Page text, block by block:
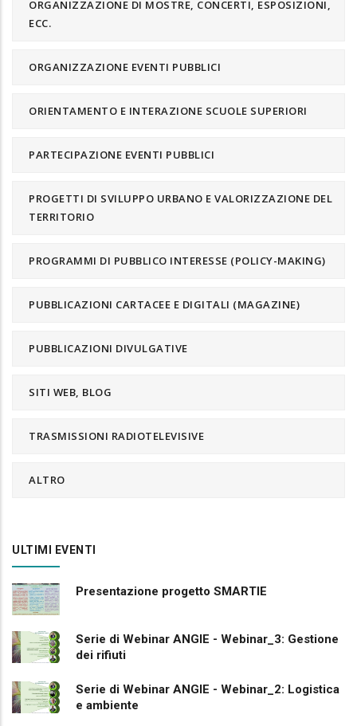
ORGANIZZAZIONE DI MOSTRE, CONCERTI, ESPOSIZIONI,
ECC.
ORGANIZZAZIONE EVENTI PUBBLICI
ORIENTAMENTO E INTERAZIONE SCUOLE SUPERIORI
PARTECIPAZIONE EVENTI PUBBLICI
PROGETTI DI SVILUPPO URBANO E VALORIZZAZIONE DEL
TERRITORIO
PROGRAMMI DI PUBBLICO INTERESSE (POLICY-MAKING)
PUBBLICAZIONI CARTACEE E DIGITALI (MAGAZINE)
PUBBLICAZIONI DIVULGATIVE
SITI WEB, BLOG
TRASMISSIONI RADIOTELEVISIVE
ALTRO
ULTIMI EVENTI
Presentazione progetto SMARTIE
Serie di Webinar ANGIE - Webinar_3: Gestione
dei rifiuti
Serie di Webinar ANGIE - Webinar_2: Logistica
e ambiente